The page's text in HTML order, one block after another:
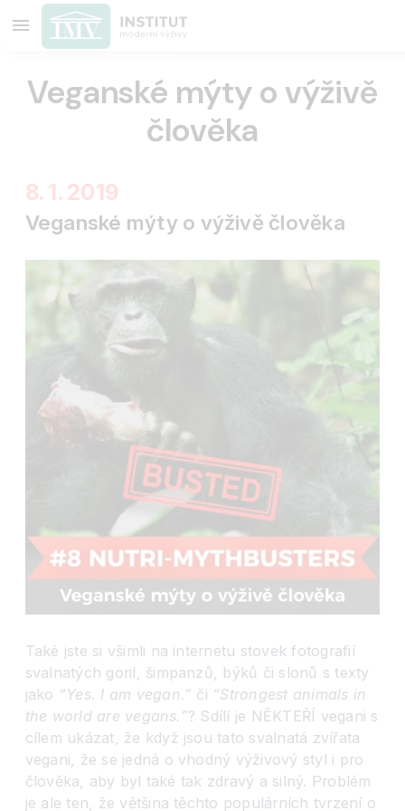
Veganské mýty o výživě
člověka
8. 1. 2019
Veganské mýty o výživě člověka
Také jste si všimli na internetu stovek fotografií
svalnatých goril, šimpanzů, býků či slonů s texty
jako “Yes. I am vegan.” či “Strongest animals in
the world are vegans.”? Sdílí je NĚKTEŘÍ vegani s
cílem ukázat, že když jsou tato svalnatá zvířata
vegani, že se jedná o vhodný výživový styl i pro
člověka, aby byl také tak zdravý a silný. Problém
je ale ten, že většina těchto populárních tvrzení o